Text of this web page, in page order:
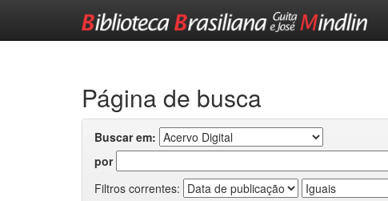
Página de busca
Buscar em:
por
Filtros correntes: